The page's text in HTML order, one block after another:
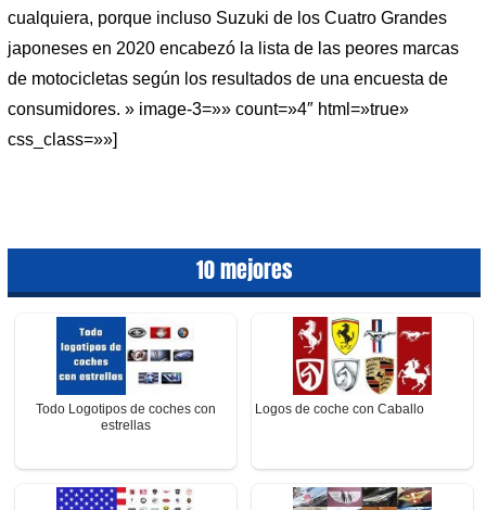
cualquiera, porque incluso Suzuki de los Cuatro Grandes
japoneses en 2020 encabezó la lista de las peores marcas
de motocicletas según los resultados de una encuesta de
consumidores. » image-3=»» count=»4″ html=»true»
css_class=»»]
10 mejores
Todo Logotipos de coches con
estrellas
Logos de coche con Caballo